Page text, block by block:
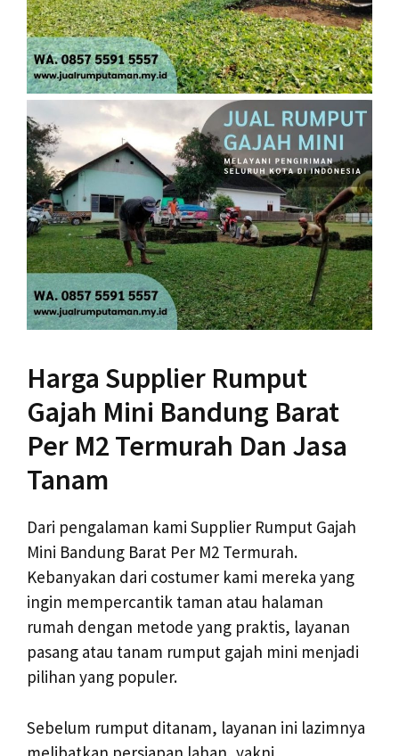
Harga Supplier Rumput
Gajah Mini Bandung Barat
Per M2 Termurah Dan Jasa
Tanam
Dari pengalaman kami Supplier Rumput Gajah
Mini Bandung Barat Per M2 Termurah.
Kebanyakan dari costumer kami mereka yang
ingin mempercantik taman atau halaman
rumah dengan metode yang praktis, layanan
pasang atau tanam rumput gajah mini menjadi
pilihan yang populer.
Sebelum rumput ditanam, layanan ini lazimnya